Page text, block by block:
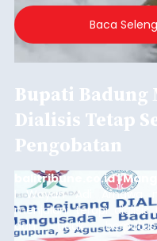
Baca
Bupati Badung
Dialisis Tetap
Pengobatan
balitribune.co.id |
I Wayan Adi Arnawa
menjalani terapi dialisis
dan tidak